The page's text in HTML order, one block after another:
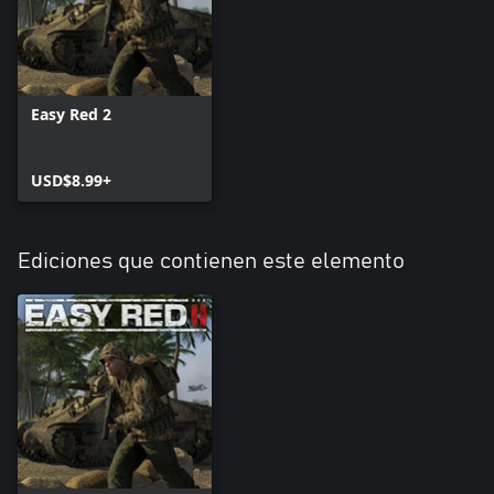
Easy Red 2
USD$8.99+
Ediciones que contienen este elemento